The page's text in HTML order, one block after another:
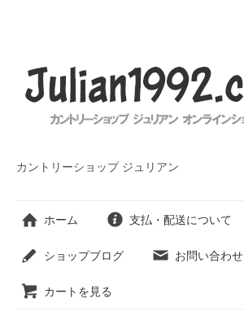
カントリーショップ ジュリアン
ホーム 支払・配送について
ショップブログ お問い合わせ
カートを見る